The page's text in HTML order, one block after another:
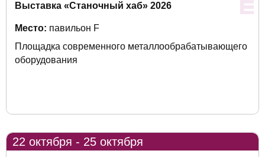
Выставка «Станочный хаб» 2026
Место: павильон F
Площадка современного металлообрабатывающего
оборудования
22 октября - 25 октября